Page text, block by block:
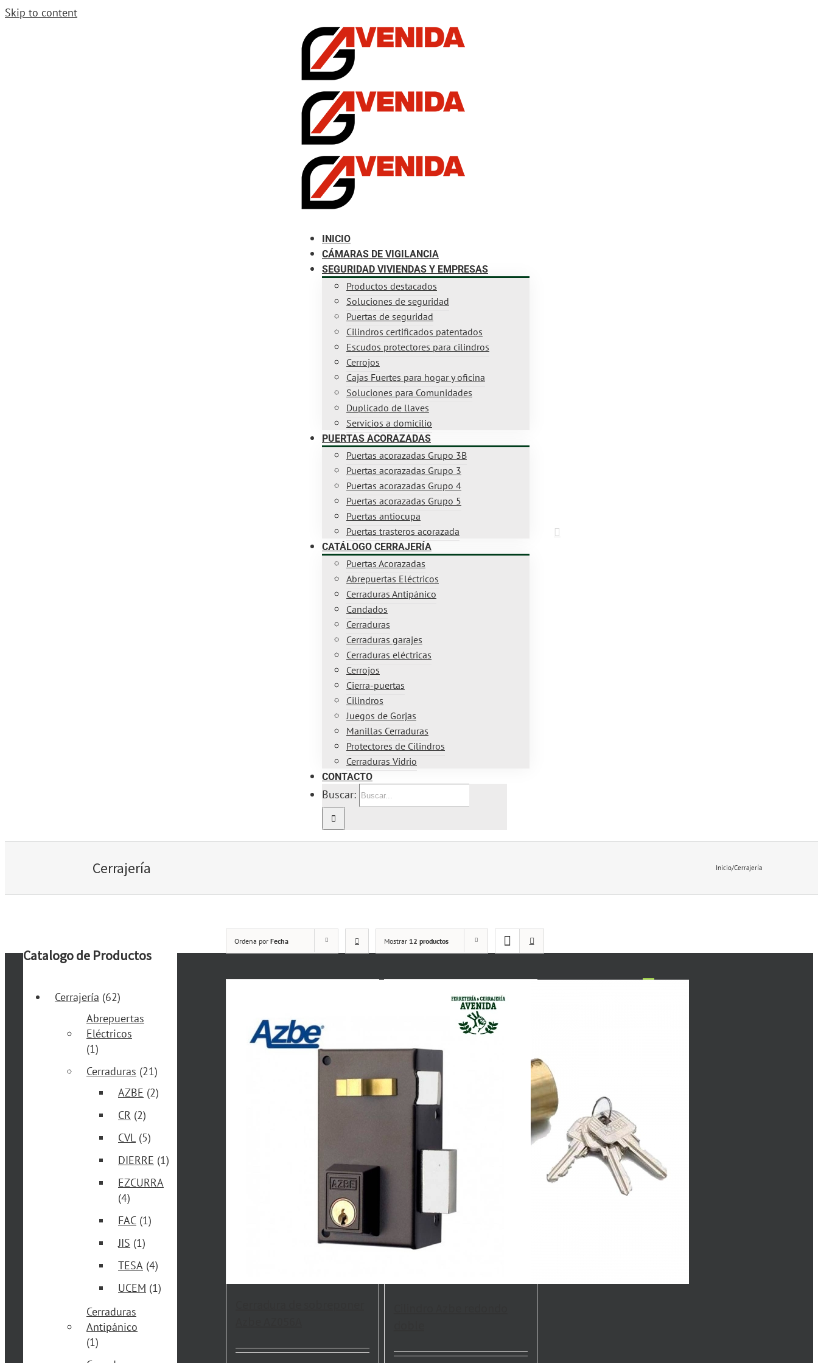
Skip to content
INICIO
CÁMARAS DE VIGILANCIA
SEGURIDAD VIVIENDAS Y EMPRESAS
Productos destacados
Soluciones de seguridad
Puertas de seguridad
Cilindros certificados patentados
Escudos protectores para cilindros
Cerrojos
Cajas Fuertes para hogar y oficina
Soluciones para Comunidades
Duplicado de llaves
Servicios a domicilio
PUERTAS ACORAZADAS
Puertas acorazadas Grupo 3B
Puertas acorazadas Grupo 3
Puertas acorazadas Grupo 4
Puertas acorazadas Grupo 5
Puertas antiocupa
Puertas trasteros acorazada
CATÁLOGO CERRAJERÍA
Puertas Acorazadas
Abrepuertas Eléctricos
Cerraduras Antipánico
Candados
Cerraduras
Cerraduras garajes
Cerraduras eléctricas
Cerrojos
Cierra-puertas
Cilindros
Juegos de Gorjas
Manillas Cerraduras
Protectores de Cilindros
Cerraduras Vidrio
CONTACTO
Buscar:
Cerrajería Inicio/Cerrajería
Ordena por Fecha Mostrar 12 productos
Catalogo de Productos
Cerrajería (62)
Abrepuertas
Eléctricos
(1)
Cerraduras (21)
AZBE (2)
CR (2)
CVL (5)
DIERRE (1)
EZCURRA
(4)
FAC (1)
JIS (1)
TESA (4)
UCEM (1)
Cerraduras
Antipánico
(1)